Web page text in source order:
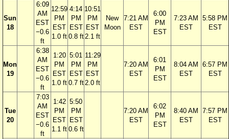
Sun
18
6:09
AM
EST
−0.6
ft
12:59
PM
EST
1.0 ft
4:14
PM
EST
0.8 ft
10:51
PM
EST
2.1 ft
New
Moon
7:21 AM
EST
6:00
PM
EST
7:23 AM
EST
5:58 PM
EST
Mon
19
6:38
AM
EST
−0.6
ft
1:20
PM
EST
1.0 ft
5:01
PM
EST
0.7 ft
11:29
PM
EST
2.0 ft
7:20 AM
EST
6:01
PM
EST
8:04 AM
EST
6:57 PM
EST
Tue
20
7:03
AM
EST
−0.6
ft
1:42
PM
EST
1.1 ft
5:50
PM
EST
0.6 ft
7:20 AM
EST
6:02
PM
EST
8:40 AM
EST
7:57 PM
EST